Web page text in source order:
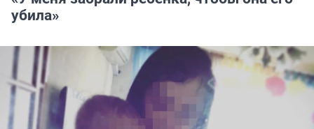
убила»